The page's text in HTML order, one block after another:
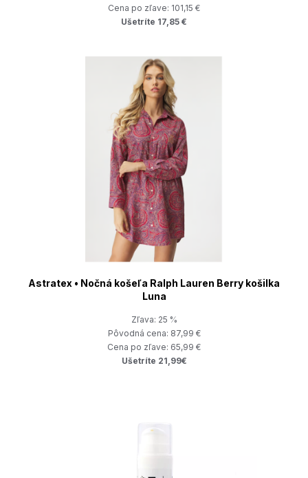
Cena po zľave: 101,15 €
Ušetríte 17,85 €
Astratex • Nočná košeľa Ralph Lauren Berry košilka
Luna
Zľava: 25 %
Pôvodná cena: 87,99 €
Cena po zľave: 65,99 €
Ušetríte 21,99€